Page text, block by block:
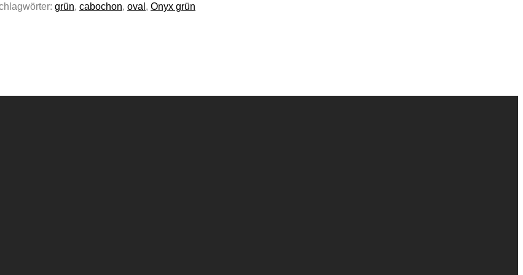
grün, cabochon, oval , Onyx grün